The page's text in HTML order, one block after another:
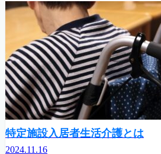
特定施設入居者生活介護とは
2024.11.16